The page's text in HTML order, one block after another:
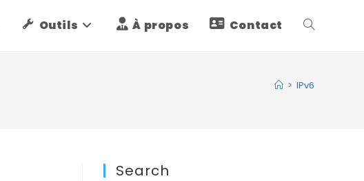
Outils À propos Contact Toggle
> IPv6
Search